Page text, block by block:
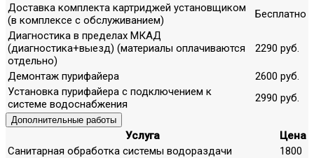
Доставка комплекта картриджей установщиком
(в комплексе с обслуживанием)
Бесплатно
Диагностика в пределах МКАД
(диагностика+выезд) (материалы оплачиваются
отдельно)
2290 руб.
Демонтаж пурифайера
2600 руб.
Установка пурифайера с подключением к
системе водоснабжения
2990 руб.
Дополнительные работы
Услуга
Цена
Санитарная обработка системы водораздачи
1800